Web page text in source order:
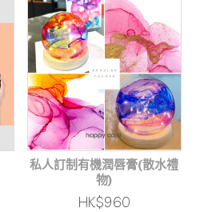
私人訂制有機潤唇膏(散水禮
物)
HK$960